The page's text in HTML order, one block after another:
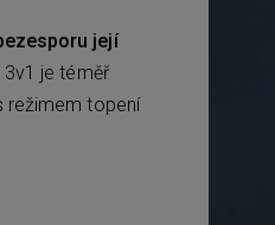
její
je téměř
režimem topení